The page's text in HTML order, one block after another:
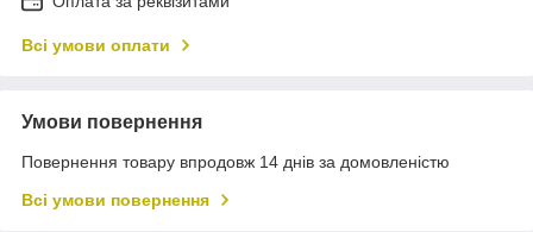
Всі умови оплати
Умови повернення
Повернення товару впродовж 14 днів за домовленістю
Всі умови повернення